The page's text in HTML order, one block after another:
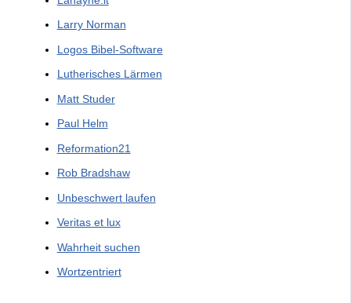
Larry Norman
Logos Bibel-Software
Lutherisches Lärmen
Matt Studer
Paul Helm
Reformation21
Rob Bradshaw
Unbeschwert laufen
Veritas et lux
Wahrheit suchen
Wortzentriert